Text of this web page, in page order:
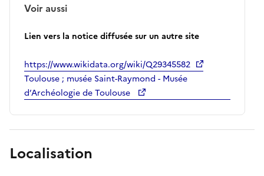
Voir aussi
Lien vers la notice diffusée sur un autre site
https://www.wikidata.org/wiki/Q29345582
Toulouse ; musée Saint-Raymond - Musée
d’Archéologie de Toulouse
Localisation